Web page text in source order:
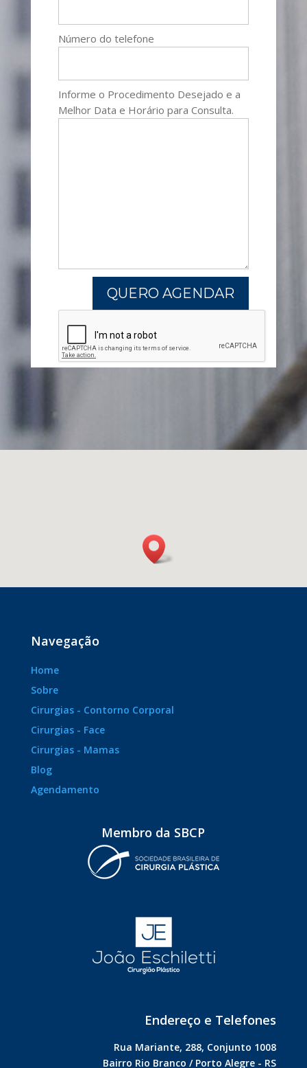
Número do telefone
Informe o Procedimento Desejado e a
Melhor Data e Horário para Consulta.
Navegação
Home
Sobre
Cirurgias - Contorno Corporal
Cirurgias - Face
Cirurgias - Mamas
Blog
Agendamento
Membro da SBCP
Endereço e Telefones
Rua Mariante, 288, Conjunto 1008
Bairro Rio Branco / Porto Alegre - RS